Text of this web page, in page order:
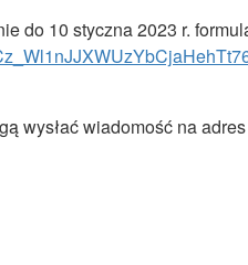
do 10 styczna 2023 r.
wysłać wiadomość na